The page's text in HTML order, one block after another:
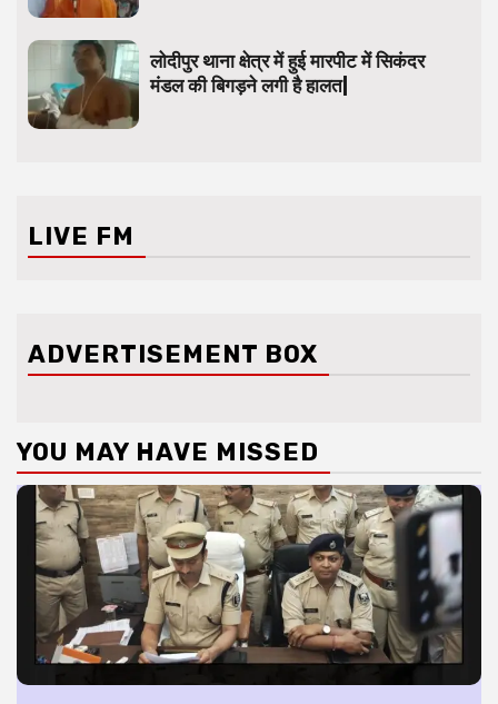
लोदीपुर थाना क्षेत्र में हुई मारपीट में सिकंदर
मंडल की बिगड़ने लगी है हालत|
LIVE FM
ADVERTISEMENT BOX
YOU MAY HAVE MISSED